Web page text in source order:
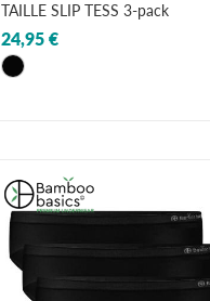
TAILLE SLIP TESS 3-pack
24,95 €